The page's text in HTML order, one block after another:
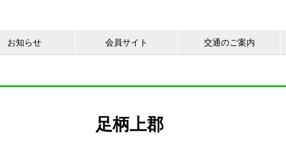
お知らせ 会員サイト 交通のご案内
足柄上郡